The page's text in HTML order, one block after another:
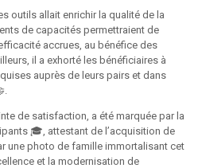
outils allait enrichir la qualité de la
de capacités permettraient de
accrues, au bénéfice des
il a exhorté les bénéficiaires à
auprès de leurs pairs et dans
de satisfaction, a été marquée par la
🎓, attestant de l’acquisition de
une photo de famille immortalisant cet
et la modernisation de